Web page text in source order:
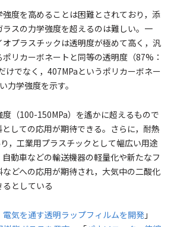
度を高めることは困難とされており，添
スの力学強度を超えるのは難しい。一
プラスチックは透明度が極めて高く，汎
リカーボネートと同等の透明度（87%：
でなく，407MPaというポリカーボネー
力学強度を示す。
（100-150MPa）を遙かに超えるもので
しての応用が期待できる。さらに，耐熱
，工業用プラスチックとして幅広い用途
動車などの輸送機器の軽量化や新たなフ
などへの応用が期待され，大気中の二酸化
としている
電気を通す透明ラップフィルムを開発 」